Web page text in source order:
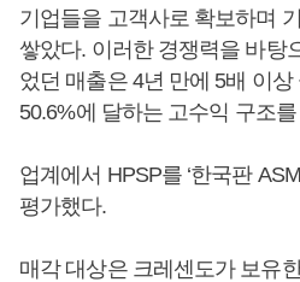
기업들을 고객사로 확보하며
쌓았다. 이러한 경쟁력을 바탕
었던 매출은 4년 만에 5배 이
50.6%에 달하는 고수익 구조
업계에서 HPSP를 ‘한국판
평가했다.
매각 대상은 크레센도가 보유